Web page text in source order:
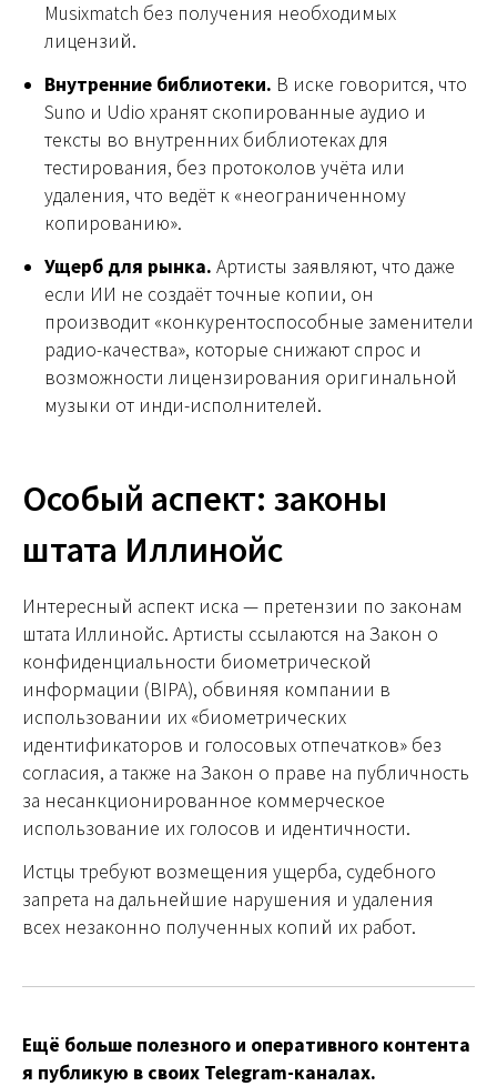
Musixmatch без получения необходимых
лицензий.
Внутренние библиотеки. В иске говорится, что
Suno и Udio хранят скопированные аудио и
тексты во внутренних библиотеках для
тестирования, без протоколов учёта или
удаления, что ведёт к «неограниченному
копированию».
Ущерб для рынка. Артисты заявляют, что даже
если ИИ не создаёт точные копии, он
производит «конкурентоспособные заменители
радио-качества», которые снижают спрос и
возможности лицензирования оригинальной
музыки от инди-исполнителей.
Особый аспект: законы
штата Иллинойс
Интересный аспект иска — претензии по законам
штата Иллинойс. Артисты ссылаются на Закон о
конфиденциальности биометрической
информации (BIPA), обвиняя компании в
использовании их «биометрических
идентификаторов и голосовых отпечатков» без
согласия, а также на Закон о праве на публичность
за несанкционированное коммерческое
использование их голосов и идентичности.
Истцы требуют возмещения ущерба, судебного
запрета на дальнейшие нарушения и удаления
всех незаконно полученных копий их работ.
Ещё больше полезного и оперативного контента
я публикую в своих Telegram-каналах.